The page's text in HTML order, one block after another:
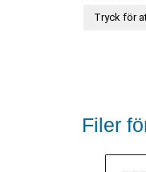
Tryck för
Filer